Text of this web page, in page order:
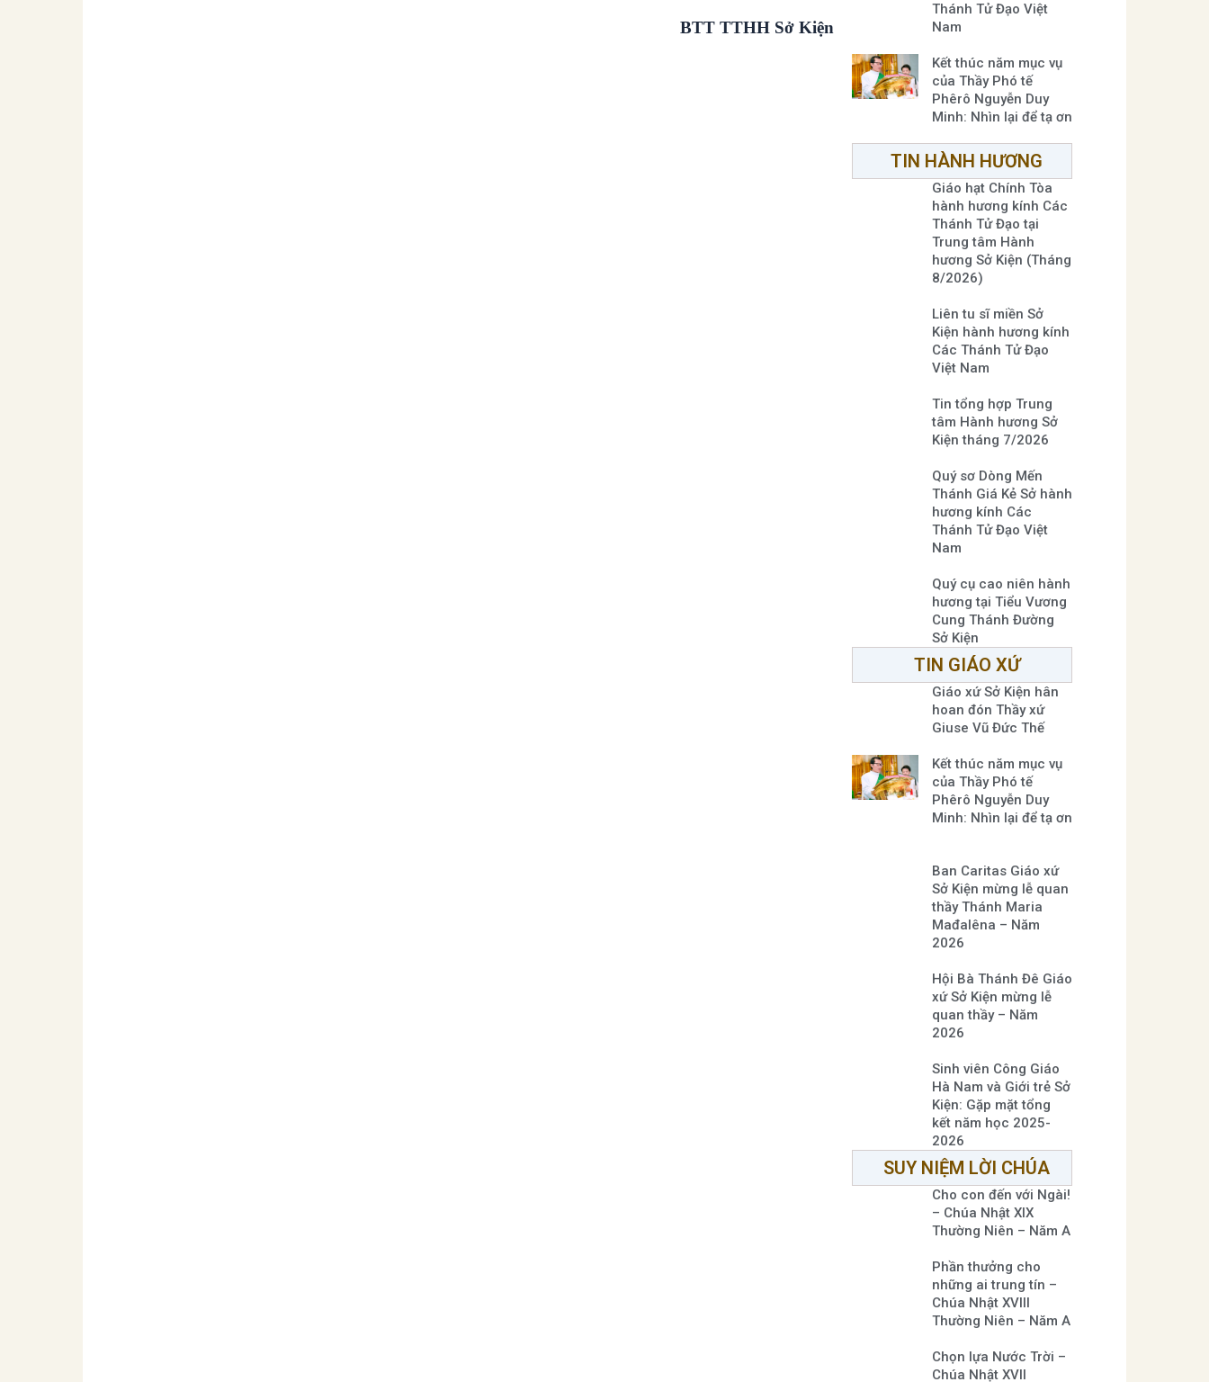
BTT TTHH Sở Kiện
Thánh Tử Đạo Việt
Nam
Kết thúc năm mục vụ
của Thầy Phó tế
Phêrô Nguyễn Duy
Minh: Nhìn lại để tạ ơn
TIN HÀNH HƯƠNG
Giáo hạt Chính Tòa
hành hương kính Các
Thánh Tử Đạo tại
Trung tâm Hành
hương Sở Kiện (Tháng
8/2026)
Liên tu sĩ miền Sở
Kiện hành hương kính
Các Thánh Tử Đạo
Việt Nam
Tin tổng hợp Trung
tâm Hành hương Sở
Kiện tháng 7/2026
Quý sơ Dòng Mến
Thánh Giá Kẻ Sở hành
hương kính Các
Thánh Tử Đạo Việt
Nam
Quý cụ cao niên hành
hương tại Tiểu Vương
Cung Thánh Đường
Sở Kiện
TIN GIÁO XỨ
Giáo xứ Sở Kiện hân
hoan đón Thầy xứ
Giuse Vũ Đức Thế
Kết thúc năm mục vụ
của Thầy Phó tế
Phêrô Nguyễn Duy
Minh: Nhìn lại để tạ ơn
Ban Caritas Giáo xứ
Sở Kiện mừng lễ quan
thầy Thánh Maria
Mađalêna – Năm
2026
Hội Bà Thánh Đê Giáo
xứ Sở Kiện mừng lễ
quan thầy – Năm
2026
Sinh viên Công Giáo
Hà Nam và Giới trẻ Sở
Kiện: Gặp mặt tổng
kết năm học 2025-
2026
SUY NIỆM LỜI CHÚA
Cho con đến với Ngài!
– Chúa Nhật XIX
Thường Niên – Năm A
Phần thưởng cho
những ai trung tín –
Chúa Nhật XVIII
Thường Niên – Năm A
Chọn lựa Nước Trời –
Chúa Nhật XVII